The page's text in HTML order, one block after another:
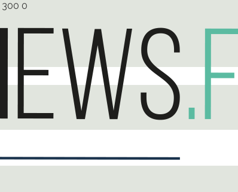
300 0